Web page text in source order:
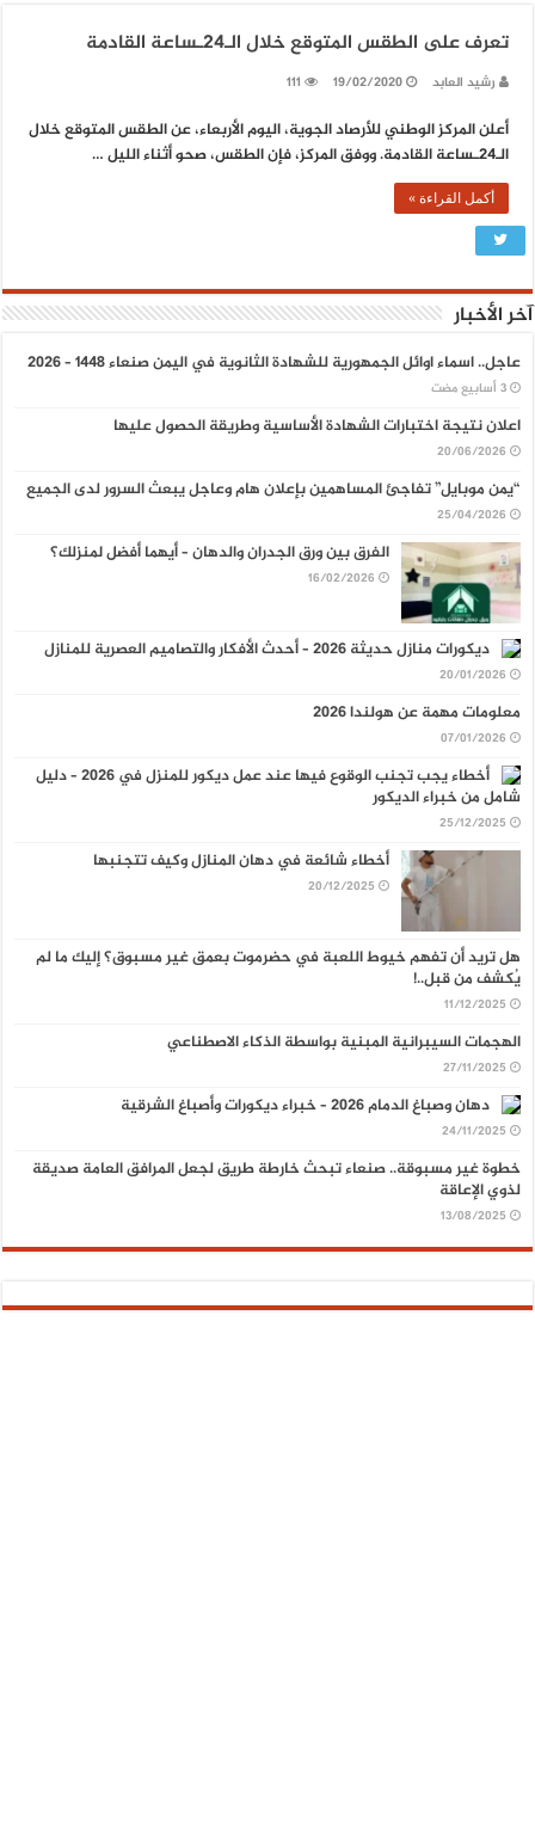
تعرف على الطقس المتوقع خلال الـ24ـساعة القادمة
رشيد العابد 19/02/2020
111
أعلن المركز الوطني للأرصاد الجوية، اليوم الأربعاء، عن الطقس المتوقع خلال
الـ24ـساعة القادمة. ووفق المركز، فإن الطقس، صحو أثناء الليل …
أكمل القراءة »
آخر الأخبار
عاجل.. اسماء اوائل الجمهورية للشهادة الثانوية في اليمن صنعاء 1448 – 2026
اعلان نتيجة اختبارات الشهادة الأساسية وطريقة الحصول عليها
20/06/2026
“يمن موبايل” تفاجئ المساهمين بإعلان هام وعاجل يبعث السرور لدى الجميع
25/04/2026
الفرق بين ورق الجدران والدهان – أيهما أفضل لمنزلك؟
16/02/2026
ديكورات منازل حديثة 2026 – أحدث الأفكار والتصاميم العصرية للمنازل
20/01/2026
معلومات مهمة عن هولندا 2026
07/01/2026
أخطاء يجب تجنب الوقوع فيها عند عمل ديكور للمنزل في 2026 – دليل
شامل من خبراء الديكور
25/12/2025
أخطاء شائعة في دهان المنازل وكيف تتجنبها
20/12/2025
هل تريد أن تفهم خيوط اللعبة في حضرموت بعمق غير مسبوق؟ إليك ما لم
يُكشف من قبل..!
11/12/2025
الهجمات السيبرانية المبنية بواسطة الذكاء الاصطناعي
27/11/2025
دهان وصباغ الدمام 2026 – خبراء ديكورات وأصباغ الشرقية
24/11/2025
خطوة غير مسبوقة.. صنعاء تبحث خارطة طريق لجعل المرافق العامة صديقة
لذوي الإعاقة
13/08/2025